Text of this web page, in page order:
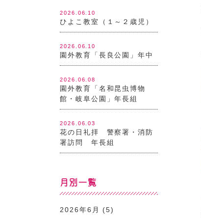
2026.06.10
ひよこ教室（１～２歳児）
2026.06.10
園外教育「長良公園」年中
2026.06.08
園外教育「名和昆虫博物
館・岐阜公園」年長組
2026.06.03
花の日礼拝 警察署・消防
署訪問 年長組
月別一覧
2026年6月 (5)